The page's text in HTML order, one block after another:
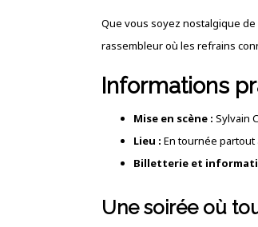
Que vous soyez nostalgique
rassembleur où les refrains
Informations
Mise en scène : Sylvain
Lieu : En tournée partout
Billetterie et
Une soirée où